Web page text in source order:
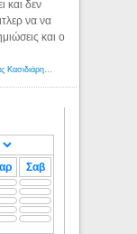
και δεν
να να
και ο
Αμερικανοί ρατσιστές αναρωτιούνται αν ο Ηλίας Κασιδιάρης ανήκει στη λευκή φυλή... - Λόγιος Ερμής
Σαβ